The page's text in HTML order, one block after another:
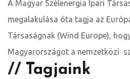
A Magyar Szélenergia Ipari
megalakulása óta tagja az
Társaságnak (Wind Europe),
Magyarországot a nemzetközi
// Tagjaink